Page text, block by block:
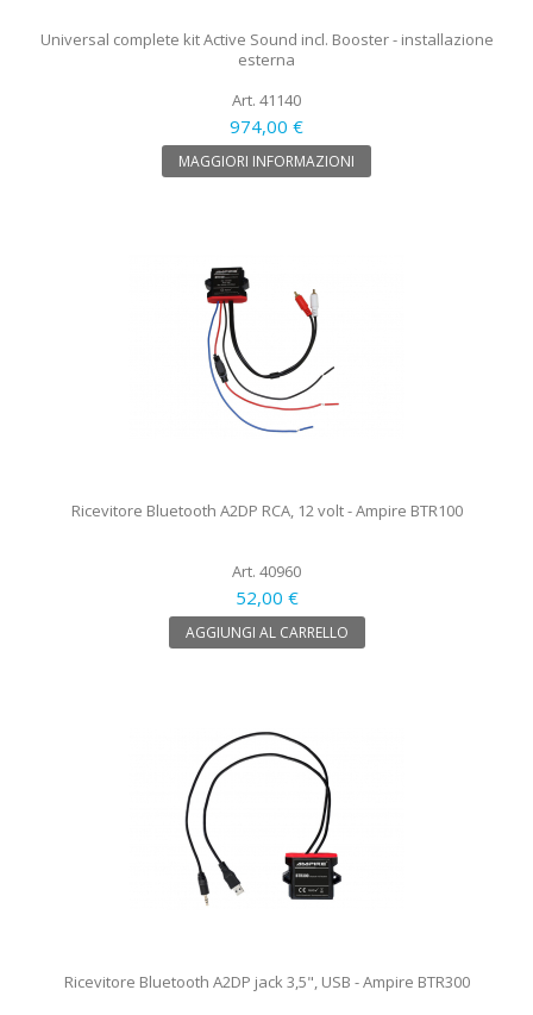
Universal complete kit Active Sound incl. Booster - installazione
esterna
Art. 41140
974,00 €
MAGGIORI INFORMAZIONI
Ricevitore Bluetooth A2DP RCA, 12 volt - Ampire BTR100
Art. 40960
52,00 €
AGGIUNGI AL CARRELLO
Ricevitore Bluetooth A2DP jack 3,5", USB - Ampire BTR300